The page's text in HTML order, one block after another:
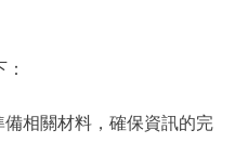
相關材料，確保資訊的完